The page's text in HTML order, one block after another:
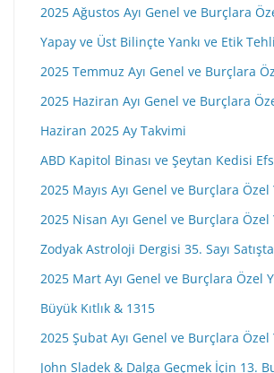
2025 Ağustos Ayı Genel ve Burçlara
Yapay ve Üst Bilinçte Yankı ve Etik
2025 Temmuz Ayı Genel ve Burçlara
2025 Haziran Ayı Genel ve Burçlara
Haziran 2025 Ay Takvimi
ABD Kapitol Binası ve Şeytan Kedisi
2025 Mayıs Ayı Genel ve Burçlara
2025 Nisan Ayı Genel ve Burçlara
Zodyak Astroloji Dergisi 35. Sayı Satışta
2025 Mart Ayı Genel ve Burçlara Özel
Büyük Kıtlık & 1315
2025 Şubat Ayı Genel ve Burçlara
John Sladek & Dalga Geçmek İçin 13.